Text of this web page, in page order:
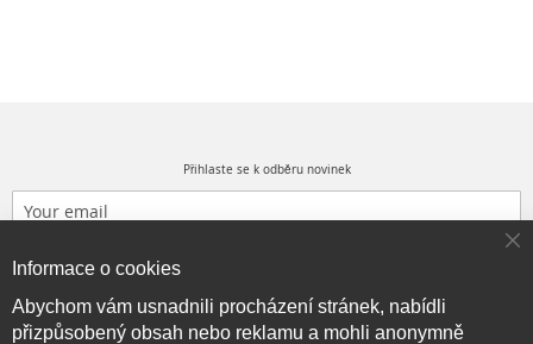
Přihlaste se k odběru novinek
Informace o cookies
Abychom vám usnadnili procházení stránek, nabídli
přizpůsobený obsah nebo reklamu a mohli anonymně